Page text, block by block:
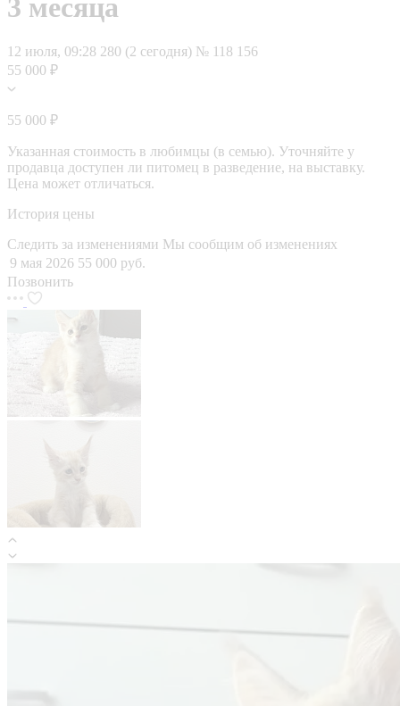
3 месяца
12 июля, 09:28 280 (2 сегодня) № 118 156
55 000 ₽
55 000 ₽
Указанная стоимость в любимцы (в семью). Уточняйте у
продавца доступен ли питомец в разведение, на выставку.
Цена может отличаться.
История цены
Следить за изменениями Мы сообщим об изменениях
9 мая 2026 55 000 руб.
Позвонить